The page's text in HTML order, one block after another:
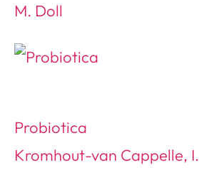
M. Doll
Probiotica
Kromhout-van Cappelle, I.